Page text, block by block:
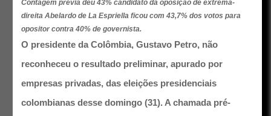
Contagem prévia deu 43% candidato da oposição de extrema-
direita Abelardo de La Espriella ficou com 43,7% dos votos para
opositor contra 40% de governista.
O presidente da Colômbia, Gustavo Petro, não
reconheceu o resultado preliminar, apurado por
empresas privadas, das eleições presidenciais
colombianas desse domingo (31). A chamada pré-